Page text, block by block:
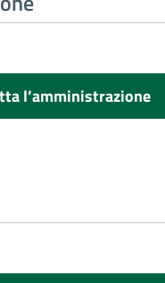
l’amministrazione